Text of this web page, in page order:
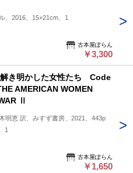
、2016、15×21cm、1
古本屋ぽらん
￥3,300
き明かした女性たち Code
AMERICAN WOMEN
Ⅱ
明恵 訳、みすず書房、2021、443p
1
古本屋ぽらん
￥1,650